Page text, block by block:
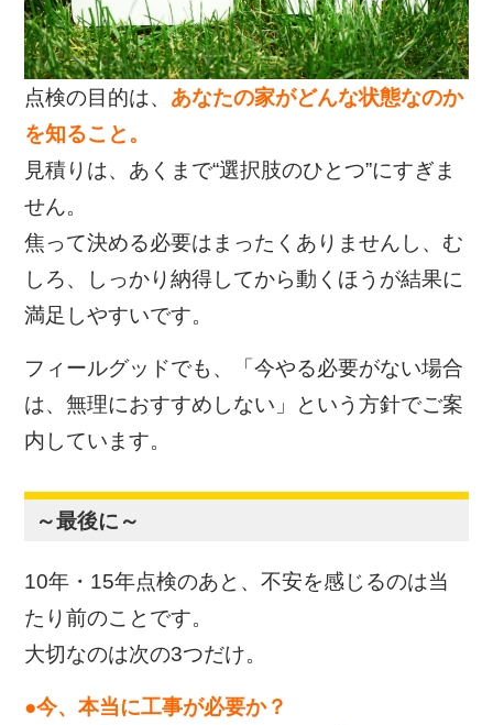
点検の目的は、 あなたの家がどんな状態なのか
を知ること。
見積りは、あくまで“選択肢のひとつ”にすぎま
せん。
焦って決める必要はまったくありませんし、 む
しろ、しっかり納得してから動くほうが結果に
満足しやすいです。
フィールグッドでも、
「今やる必要がない場合
は、無理におすすめしない」
という方針でご案
内しています。
～最後に～
10年・15年点検のあと、不安を感じるのは当
たり前のことです。
大切なのは次の3つだけ。
●今、本当に工事が必要か？